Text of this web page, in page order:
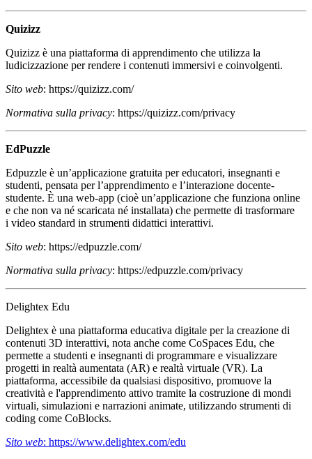
Quizizz
Quizizz è una piattaforma di apprendimento che utilizza la
ludicizzazione per rendere i contenuti immersivi e coinvolgenti.
Sito web: https://quizizz.com/
Normativa sulla privacy: https://quizizz.com/privacy
EdPuzzle
Edpuzzle è un’applicazione gratuita per educatori, insegnanti e
studenti, pensata per l’apprendimento e l’interazione docente-
studente. È una web-app (cioè un’applicazione che funziona online
e che non va né scaricata né installata) che permette di trasformare
i video standard in strumenti didattici interattivi.
Sito web: https://edpuzzle.com/
Normativa sulla privacy: https://edpuzzle.com/privacy
Delightex Edu
Delightex è una piattaforma educativa digitale per la creazione di
contenuti 3D interattivi, nota anche come CoSpaces Edu, che
permette a studenti e insegnanti di programmare e visualizzare
progetti in realtà aumentata (AR) e realtà virtuale (VR). La
piattaforma, accessibile da qualsiasi dispositivo, promuove la
creatività e l'apprendimento attivo tramite la costruzione di mondi
virtuali, simulazioni e narrazioni animate, utilizzando strumenti di
coding come CoBlocks.
Sito web: https://www.delightex.com/edu